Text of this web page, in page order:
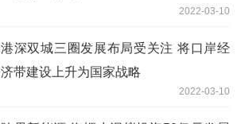
2022-03-10
港深双城三圈发展布局受关注 将口岸经
济带建设上升为国家战略
2022-03-10